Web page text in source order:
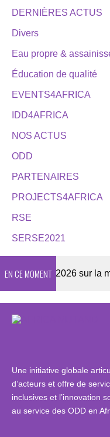
DERNIÈRES ACTUS
Divers
Eau propre &
Éducation de qualité
EVENTS4AFRICA
IDD4AFRICA
NOS ACTUS
ODD
PARTENAIRES
PROJECTS4AFRICA
RSE
SERSE2021
EN CE MOMENT2026 sur la
Une initiative globale
d’acteurs et offre de
inclusives et l’innovation
au service des ODD en